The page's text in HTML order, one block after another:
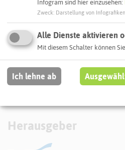
KREIS
Unsere
Herausgeber
Infogram sind hier einzusehen:
Zweck: Darstellung von Infografiken
Alle Dienste aktivieren
Mit diesem Schalter können
Ich lehne ab